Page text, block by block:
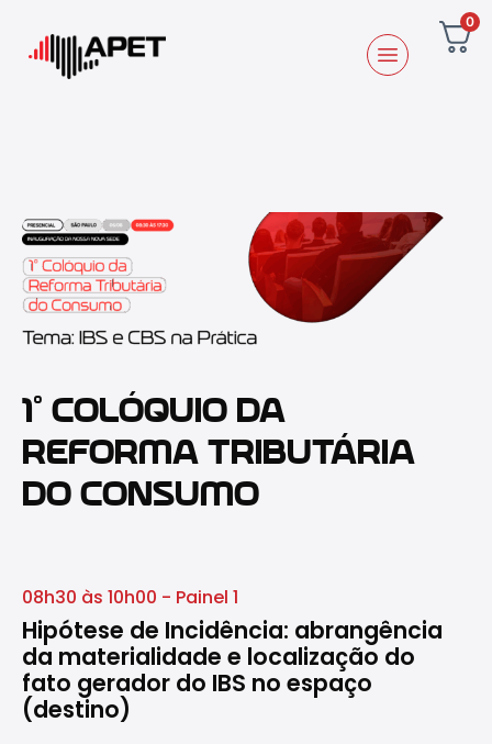
0
1º COLÓQUIO DA
REFORMA TRIBUTÁRIA
DO CONSUMO
08h30 às 10h00 - Painel 1
Hipótese de Incidência: abrangência
da materialidade e localização do
fato gerador do IBS no espaço
(destino)